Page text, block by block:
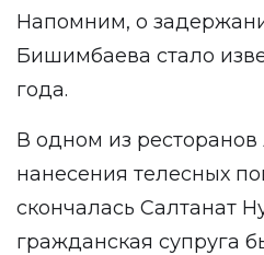
Напомним, о
Бишимбаева стало
года.
В одном из ресторанов
нанесения телесных
скончалась Салтанат
гражданская супруга